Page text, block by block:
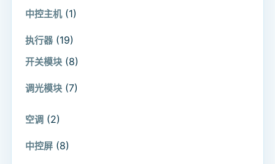
中控主机 (1)
执行器 (19)
开关模块 (8)
调光模块 (7)
空调 (2)
中控屏 (8)